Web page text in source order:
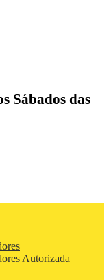
Sábados das
Autorizada